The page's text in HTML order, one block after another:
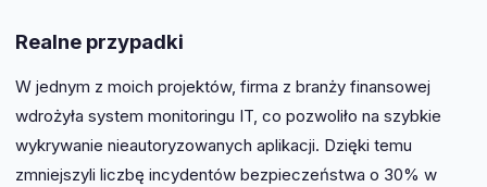
Realne przypadki
W jednym z moich projektów, firma z branży finansowej
wdrożyła system monitoringu IT, co pozwoliło na szybkie
wykrywanie nieautoryzowanych aplikacji. Dzięki temu
zmniejszyli liczbę incydentów bezpieczeństwa o 30% w